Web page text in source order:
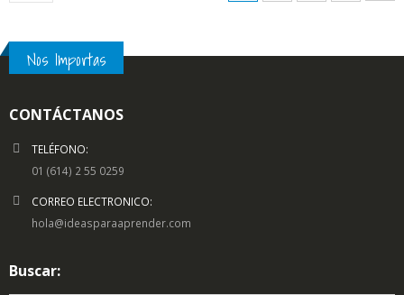
Nos Importas
CONTÁCTANOS
TELÉFONO:
01 (614) 2 55 0259
CORREO ELECTRONICO:
hola@ideasparaaprender.com
Buscar: